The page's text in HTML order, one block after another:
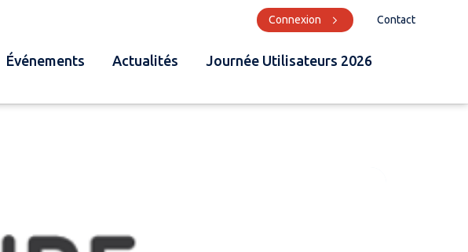
Événements Actualités Journée Utilisateurs 2026
Connexion Contact